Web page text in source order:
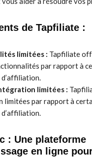
de Tapfiliate :
limitées : Tapfiliate
par rapport à
limitées :
limitées par rapport à
: Une plateforme
en ligne